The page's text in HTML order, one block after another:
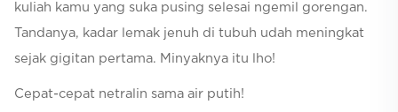
kuliah kamu yang suka pusing selesai ngemil gorengan.
Tandanya, kadar lemak jenuh di tubuh udah meningkat
sejak gigitan pertama. Minyaknya itu lho!
Cepat-cepat netralin sama air putih!